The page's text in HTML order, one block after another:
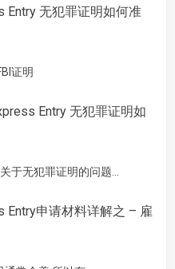
Entry 无犯罪证明如何准
证明
Entry 无犯罪证明如
于无犯罪证明的问题…
Entry申请材料详解之 – 雇